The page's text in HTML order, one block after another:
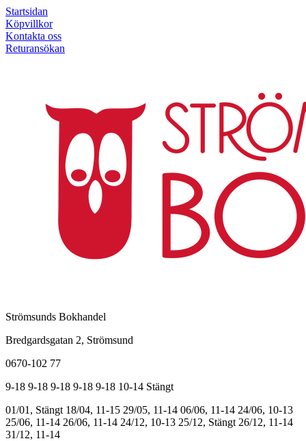
Startsidan
Köpvillkor
Kontakta oss
Returansökan
Strömsunds Bokhandel
Bredgardsgatan 2, Strömsund
0670-102 77
9-18 9-18 9-18 9-18 9-18 10-14 Stängt
01/01, Stängt 18/04, 11-15 29/05, 11-14 06/06, 11-14 24/06, 10-13
25/06, 11-14 26/06, 11-14 24/12, 10-13 25/12, Stängt 26/12, 11-14
31/12, 11-14